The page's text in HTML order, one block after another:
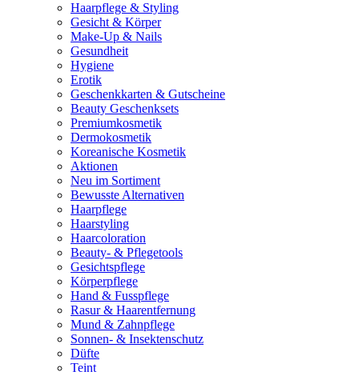
Haarpflege & Styling
Gesicht & Körper
Make-Up & Nails
Gesundheit
Hygiene
Erotik
Geschenkkarten & Gutscheine
Beauty Geschenksets
Premiumkosmetik
Dermokosmetik
Koreanische Kosmetik
Aktionen
Neu im Sortiment
Bewusste Alternativen
Haarpflege
Haarstyling
Haarcoloration
Beauty- & Pflegetools
Gesichtspflege
Körperpflege
Hand & Fusspflege
Rasur & Haarentfernung
Mund & Zahnpflege
Sonnen- & Insektenschutz
Düfte
Teint